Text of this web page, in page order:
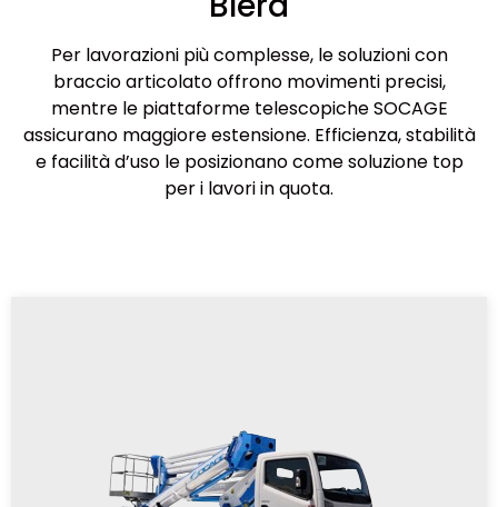
Per lavorazioni più complesse, le soluzioni con
braccio articolato offrono movimenti precisi,
mentre le piattaforme telescopiche SOCAGE
assicurano maggiore estensione. Efficienza, stabilità
e facilità d’uso le posizionano come soluzione top
per i lavori in quota.